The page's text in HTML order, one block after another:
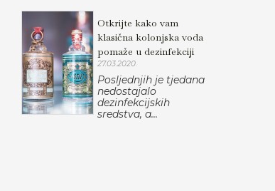
Otkrijte kako vam
klasična kolonjska voda
pomaže u dezinfekciji
27.03.2020.
Posljednjih je tjedana
nedostajalo
dezinfekcijskih
sredstva, a...